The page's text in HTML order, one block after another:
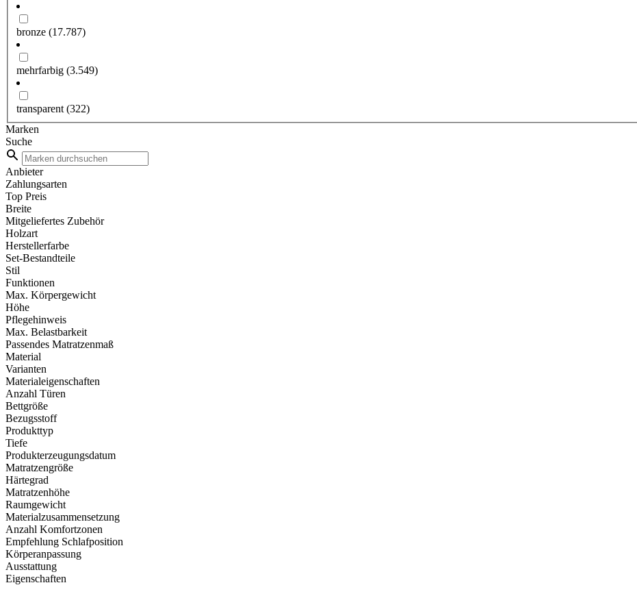
bronze (17.787)
mehrfarbig (3.549)
transparent (322)
Marken
Suche
Anbieter
Zahlungsarten
Top Preis
Breite
Mitgeliefertes Zubehör
Holzart
Herstellerfarbe
Set-Bestandteile
Stil
Funktionen
Max. Körpergewicht
Höhe
Pflegehinweis
Max. Belastbarkeit
Passendes Matratzenmaß
Material
Varianten
Materialeigenschaften
Anzahl Türen
Bettgröße
Bezugsstoff
Produkttyp
Tiefe
Produkterzeugungsdatum
Matratzengröße
Härtegrad
Matratzenhöhe
Raumgewicht
Materialzusammensetzung
Anzahl Komfortzonen
Empfehlung Schlafposition
Körperanpassung
Ausstattung
Eigenschaften